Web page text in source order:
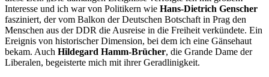
Interesse und ich war von Politikern wie Hans-Dietrich Genscher
fasziniert, der vom Balkon der Deutschen Botschaft in Prag den
Menschen aus der DDR die Ausreise in die Freiheit verkündete. Ein
Ereignis von historischer Dimension, bei dem ich eine Gänsehaut
bekam. Auch Hildegard Hamm-Brücher, die Grande Dame der
Liberalen, begeisterte mich mit ihrer Geradlinigkeit.